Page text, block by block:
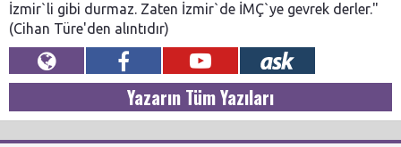
İzmir`li gibi durmaz. Zaten İzmir`de İMÇ`ye gevrek derler."
(Cihan Türe'den alıntıdır)
Yazarın Tüm Yazıları